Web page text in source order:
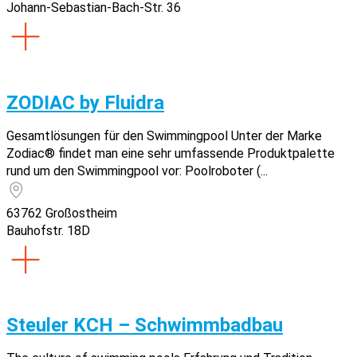
Johann-Sebastian-Bach-Str. 36
ZODIAC by Fluidra
Gesamtlösungen für den Swimmingpool Unter der Marke
Zodiac® findet man eine sehr umfassende Produktpalette
rund um den Swimmingpool vor: Poolroboter (...
63762 Großostheim
Bauhofstr. 18D
Steuler KCH – Schwimmbadbau